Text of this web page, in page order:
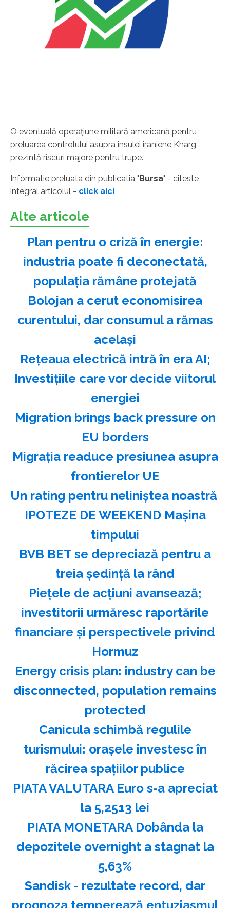
O eventuală operaţiune militară americană pentru
preluarea controlului asupra insulei iraniene Kharg
prezintă riscuri majore pentru trupe.
Informatie preluata din publicatia "Bursa" - citeste
integral articolul - click aici
Alte articole
Plan pentru o criză în energie:
industria poate fi deconectată,
populaţia rămâne protejată
Bolojan a cerut economisirea
curentului, dar consumul a rămas
acelaşi
Reţeaua electrică intră în era AI;
Investiţiile care vor decide viitorul
energiei
Migration brings back pressure on
EU borders
Migraţia readuce presiunea asupra
frontierelor UE
Un rating pentru neliniştea noastră
IPOTEZE DE WEEKEND Maşina
timpului
BVB BET se depreciază pentru a
treia şedinţă la rând
Pieţele de acţiuni avansează;
investitorii urmăresc raportările
financiare şi perspectivele privind
Hormuz
Energy crisis plan: industry can be
disconnected, population remains
protected
Canicula schimbă regulile
turismului: oraşele investesc în
răcirea spaţiilor publice
PIATA VALUTARA Euro s-a apreciat
la 5,2513 lei
PIATA MONETARA Dobânda la
depozitele overnight a stagnat la
5,63%
Sandisk - rezultate record, dar